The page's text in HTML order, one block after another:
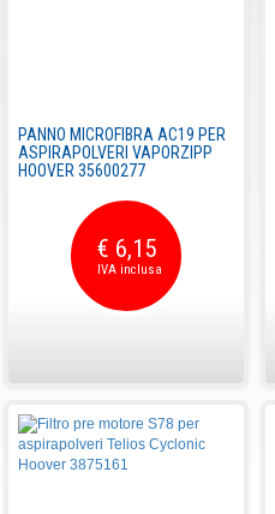
PANNO MICROFIBRA AC19 PER
ASPIRAPOLVERI VAPORZIPP
HOOVER 35600277
€ 6,15